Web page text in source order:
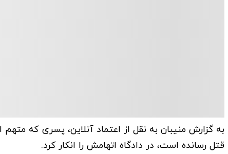
به گزارش منیبان به نقل از اعتماد آنلاین، پسری که
قتل رسانده است، در دادگاه اتهامش را انکار کرد.